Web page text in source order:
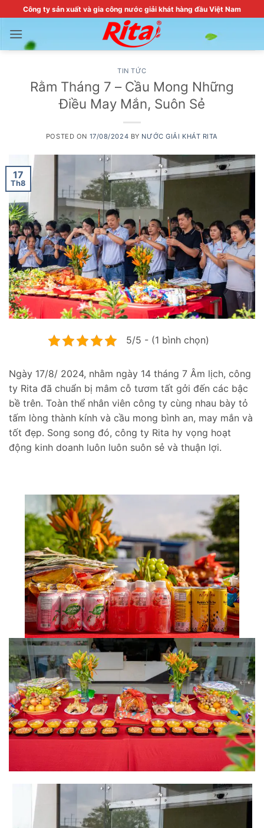
to
content
Công ty sản xuất và gia công nước giải khát hàng đầu Việt Nam
TIN TỨC
Rằm Tháng 7 – Cầu Mong Những
Điều May Mắn, Suôn Sẻ
POSTED ON 17/08/2024 BY NƯỚC GIẢI KHÁT RITA
17
Th8
5/5 - (1 bình chọn)
Ngày 17/8/ 2024, nhằm ngày 14 tháng 7 Âm lịch, công
ty Rita đã chuẩn bị mâm cỗ tươm tất gởi đến các bậc
bề trên. Toàn thể nhân viên công ty cùng nhau bày tỏ
tấm lòng thành kính và cầu mong bình an, may mắn và
tốt đẹp. Song song đó, công ty Rita hy vọng hoạt
động kinh doanh luôn luôn suôn sẻ và thuận lợi.